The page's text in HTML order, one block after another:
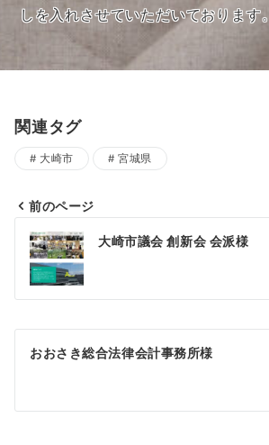
しを入れさせていただいております。
関連タグ
大崎市 宮城県
投
稿
ナ
ビ
ゲ
シ
前のページ
大崎市議会 創新会 会派様
おおさき総合法律会計事務所様